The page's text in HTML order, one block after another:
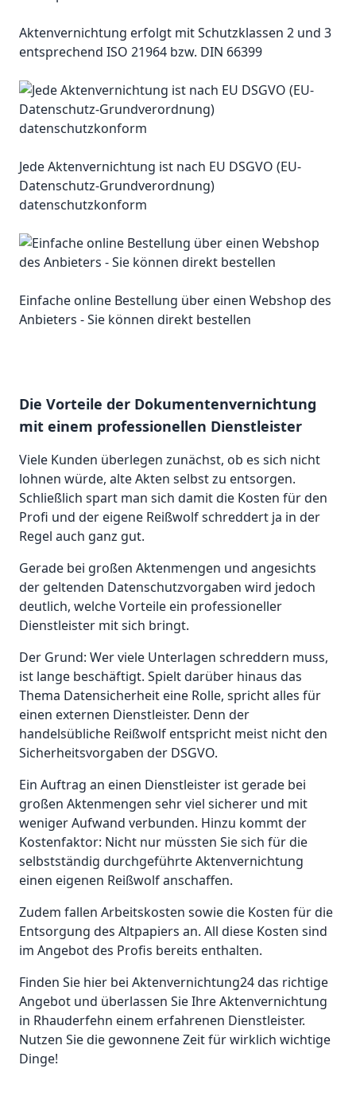
Aktenvernichtung erfolgt mit Schutzklassen 2 und 3
entsprechend ISO 21964 bzw. DIN 66399
Jede Aktenvernichtung ist nach EU DSGVO (EU-
Datenschutz-Grundverordnung)
datenschutzkonform
Einfache online Bestellung über einen Webshop des
Anbieters - Sie können direkt bestellen
Die Vorteile der Dokumentenvernichtung
mit einem professionellen Dienstleister
Viele Kunden überlegen zunächst, ob es sich nicht
lohnen würde, alte Akten selbst zu entsorgen.
Schließlich spart man sich damit die Kosten für den
Profi und der eigene Reißwolf schreddert ja in der
Regel auch ganz gut.
Gerade bei großen Aktenmengen und angesichts
der geltenden Datenschutzvorgaben wird jedoch
deutlich, welche Vorteile ein professioneller
Dienstleister mit sich bringt.
Der Grund: Wer viele Unterlagen schreddern muss,
ist lange beschäftigt. Spielt darüber hinaus das
Thema Datensicherheit eine Rolle, spricht alles für
einen externen Dienstleister. Denn der
handelsübliche Reißwolf entspricht meist nicht den
Sicherheitsvorgaben der DSGVO.
Ein Auftrag an einen Dienstleister ist gerade bei
großen Aktenmengen sehr viel sicherer und mit
weniger Aufwand verbunden. Hinzu kommt der
Kostenfaktor: Nicht nur müssten Sie sich für die
selbstständig durchgeführte Aktenvernichtung
einen eigenen Reißwolf anschaffen.
Zudem fallen Arbeitskosten sowie die Kosten für die
Entsorgung des Altpapiers an. All diese Kosten sind
im Angebot des Profis bereits enthalten.
Finden Sie hier bei Aktenvernichtung24 das richtige
Angebot und überlassen Sie Ihre Aktenvernichtung
in Rhauderfehn einem erfahrenen Dienstleister.
Nutzen Sie die gewonnene Zeit für wirklich wichtige
Dinge!